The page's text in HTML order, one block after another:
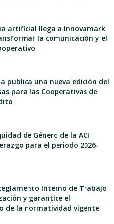
artificial llega a Innovamark
la comunicación y el
publica una nueva edición del
para las Cooperativas de
de Género de la ACI
para el periodo 2026-
Interno de Trabajo
y garantice el
de la normatividad vigente